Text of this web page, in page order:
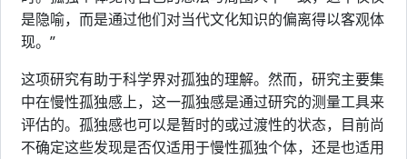
是隐喻，而是通过他们对当代文化知识的偏离得以客观体
现。”
这项研究有助于科学界对孤独的理解。然而，研究主要集
中在慢性孤独感上，这一孤独感是通过研究的测量工具来
评估的。孤独感也可以是暂时的或过渡性的状态，目前尚
不确定这些发现是否仅适用于慢性孤独个体，还是也适用